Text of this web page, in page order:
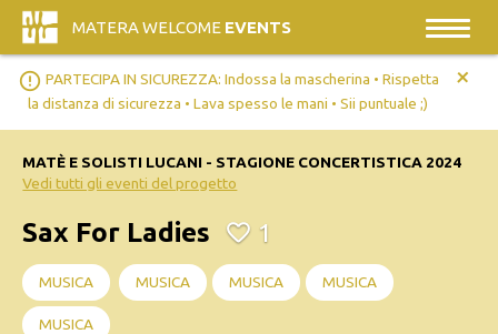
MATERA WELCOME EVENTS
error_outline PARTECIPA IN SICUREZZA: Indossa la mascherina • Rispetta
la distanza di sicurezza • Lava spesso le mani • Sii puntuale ;)
+
MATÈ E SOLISTI LUCANI - STAGIONE CONCERTISTICA 2024
Vedi tutti gli eventi del progetto
Sax For Ladies 1
MUSICA MUSICA MUSICA MUSICA
MUSICA